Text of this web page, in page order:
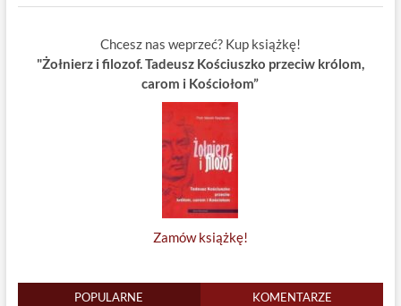
Chcesz nas weprzeć? Kup książkę!
"Żołnierz i filozof. Tadeusz Kościuszko przeciw królom,
carom i Kościołom”
Zamów książkę!
POPULARNE KOMENTARZE